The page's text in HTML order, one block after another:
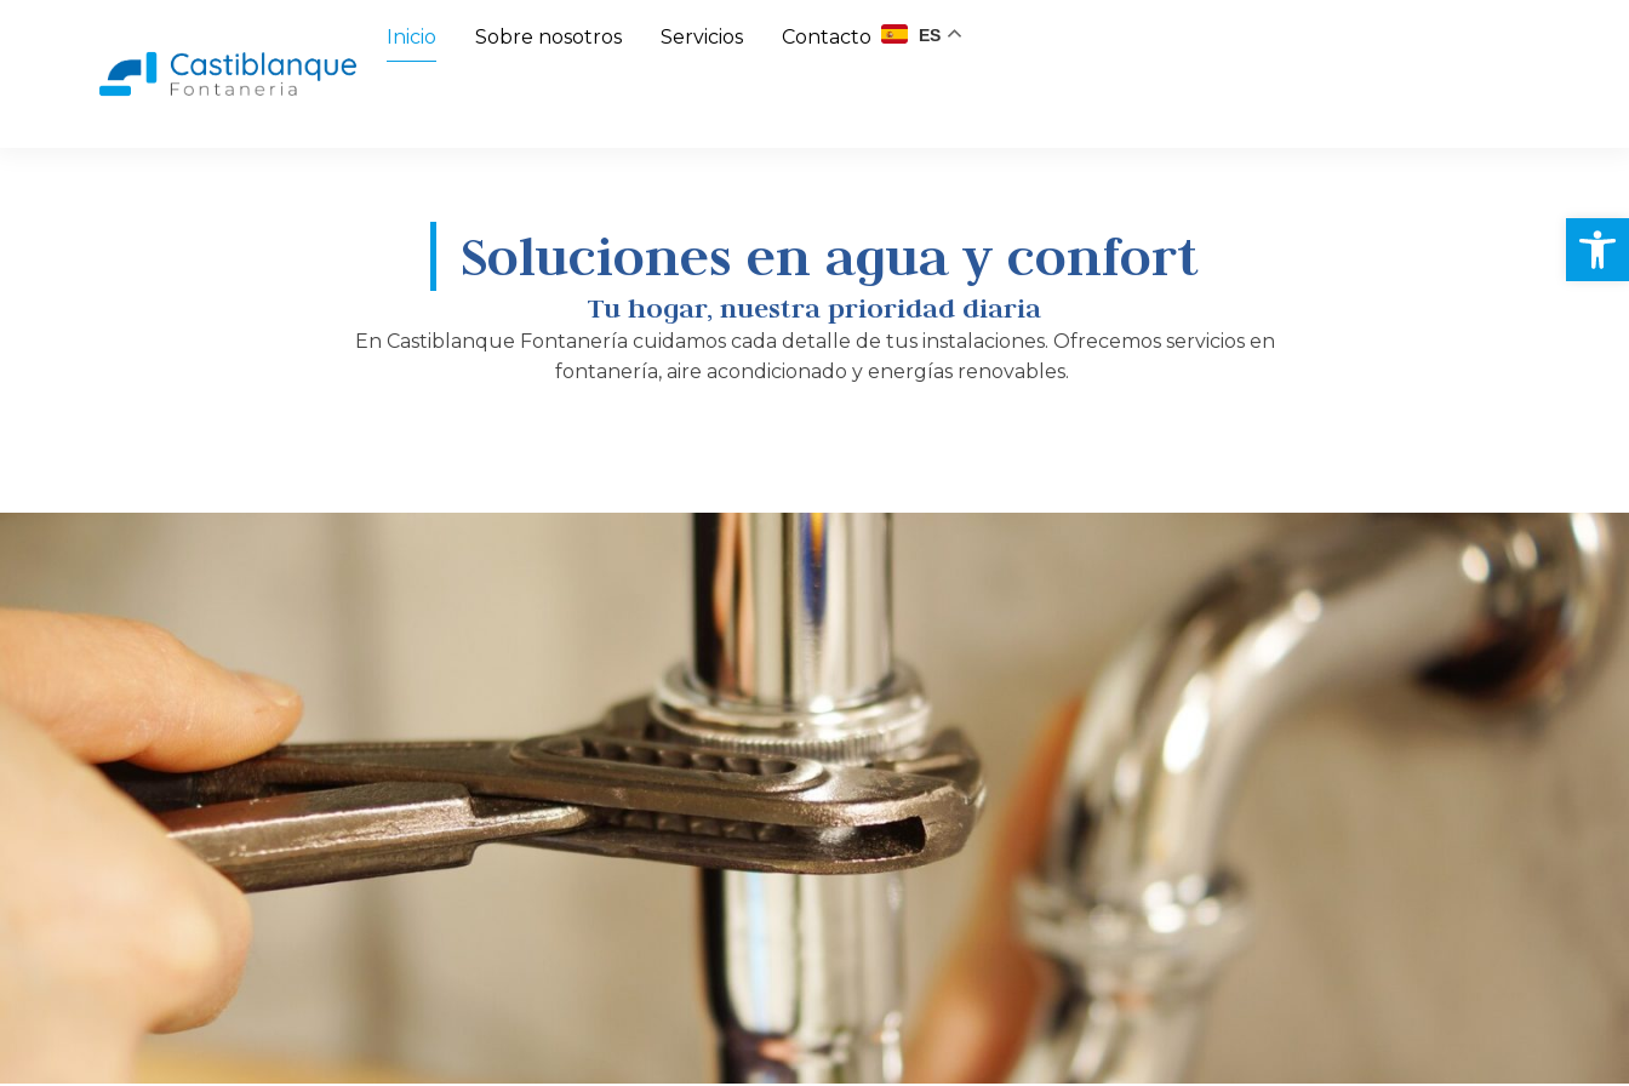
Inicio Sobre nosotros Servicios Contacto ES
Soluciones en agua y confort
Tu hogar, nuestra prioridad diaria
En Castiblanque Fontanería cuidamos cada detalle de tus instalaciones. Ofrecemos servicios en
fontanería, aire acondicionado y energías renovables.